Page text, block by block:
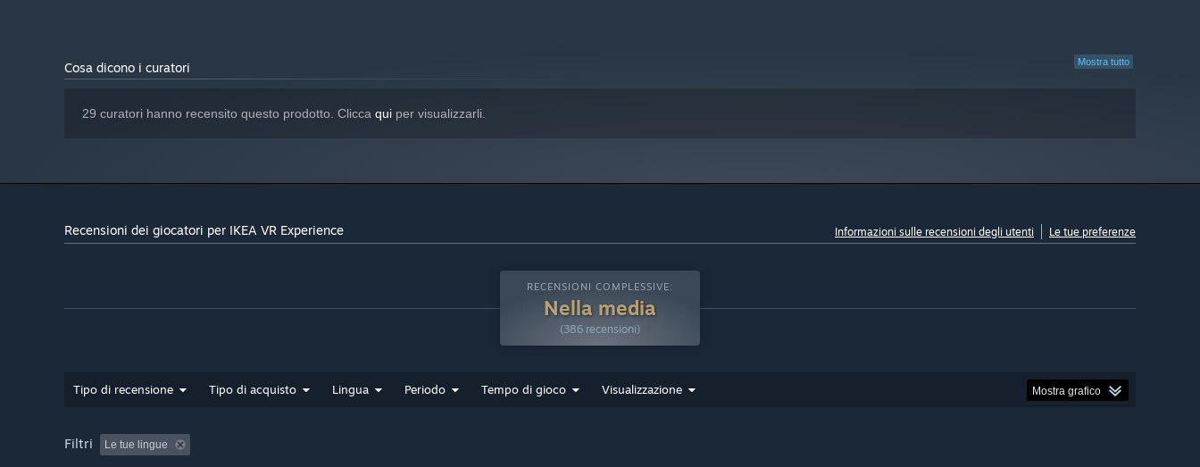
Mostra tutto
Cosa dicono i curatori
29 curatori hanno recensito questo prodotto. Clicca qui per visualizzarli.
Recensioni dei giocatori per IKEA VR Experience Informazioni sulle recensioni degli utenti Le tue preferenze
RECENSIONI COMPLESSIVE:
Nella media
(386 recensioni)
Tipo di recensione Tipo di acquisto Lingua Periodo Tempo di gioco Visualizzazione Mostra grafico
Filtri Le tue lingue